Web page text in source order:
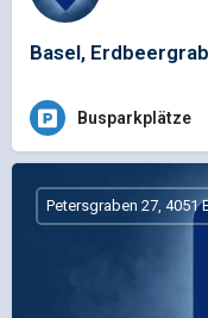
Basel,
Busparkplätze
Petersgraben 27, 4051